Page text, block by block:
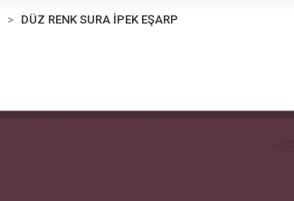
DÜZ RENK SURA İPEK EŞARP